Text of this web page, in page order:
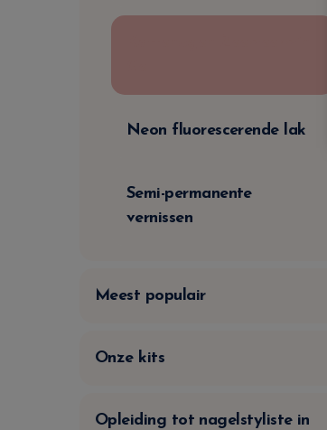
Neon fluorescerende lak
Semi-permanente
vernissen
Meest populair
Onze kits
Opleiding tot nagelstyliste in